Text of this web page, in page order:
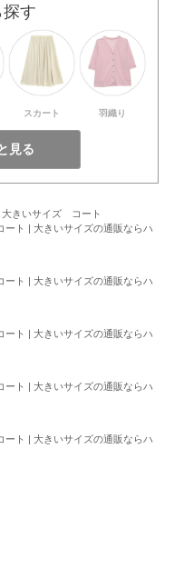
す
スカート 羽織り
大きいサイズ コート
ート | 大きいサイズの通販ならハ
ート | 大きいサイズの通販ならハ
ート | 大きいサイズの通販ならハ
ート | 大きいサイズの通販ならハ
ート | 大きいサイズの通販ならハ